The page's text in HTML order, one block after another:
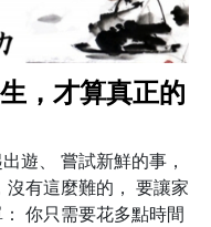
，才算真正的
遊、 嘗試新鮮的事，
沒有這麼難的， 要讓家
你只需要花多點時間